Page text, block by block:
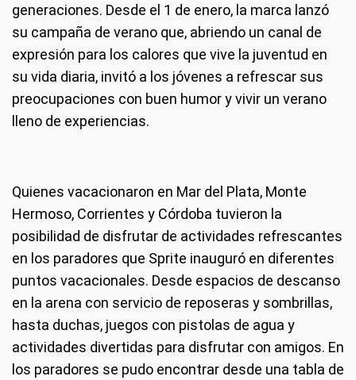
generaciones. Desde el 1 de enero, la marca lanzó
su campaña de verano que, abriendo un canal de
expresión para los calores que vive la juventud en
su vida diaria, invitó a los jóvenes a refrescar sus
preocupaciones con buen humor y vivir un verano
lleno de experiencias.
Quienes vacacionaron en Mar del Plata, Monte
Hermoso, Corrientes y Córdoba tuvieron la
posibilidad de disfrutar de actividades refrescantes
en los paradores que Sprite inauguró en diferentes
puntos vacacionales. Desde espacios de descanso
en la arena con servicio de reposeras y sombrillas,
hasta duchas, juegos con pistolas de agua y
actividades divertidas para disfrutar con amigos. En
los paradores se pudo encontrar desde una tabla de